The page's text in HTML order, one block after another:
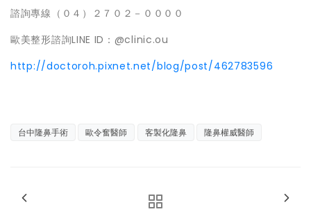
諮詢專線（０４）２７０２－００００
歐美整形諮詢LINE ID：@clinic.ou
http://doctoroh.pixnet.net/blog/post/462783596
台中隆鼻手術 歐令奮醫師 客製化隆鼻 隆鼻權威醫師